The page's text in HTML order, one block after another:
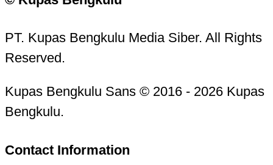
PT. Kupas Bengkulu Media Siber. All Rights
Reserved.
Kupas Bengkulu Sans © 2016 - 2026 Kupas
Bengkulu.
Contact Information